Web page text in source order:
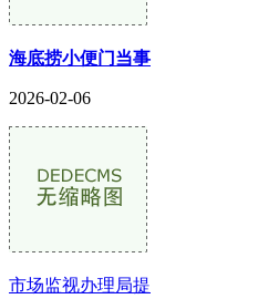
海底捞小便门当事
2026-02-06
市场监视办理局提